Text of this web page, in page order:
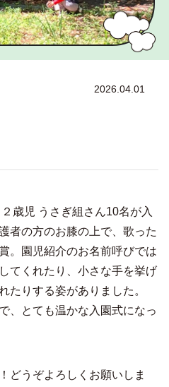
2026.04.01
歳児 うさぎ組さん10名が入
者の方のお膝の上で、歌った
。園児紹介のお名前呼びでは
てくれたり、小さな手を挙げ
たりする姿がありました。
、とても温かな入園式になっ
どうぞよろしくお願いしま